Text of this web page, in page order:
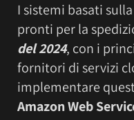
I sistemi basati sulla
pronti per la
del 2024, con i
fornitori di servizi
implementare
Amazon Web